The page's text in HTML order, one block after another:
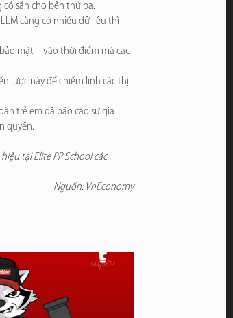
sẵn cho bên thứ ba.
càng có nhiều dữ liệu thì
mật – vào thời điểm mà các
lược này để chiếm lĩnh các thị
trẻ em đã báo cáo sự gia
quyền.
tại Elite PR School các
Nguồn: VnEconomy